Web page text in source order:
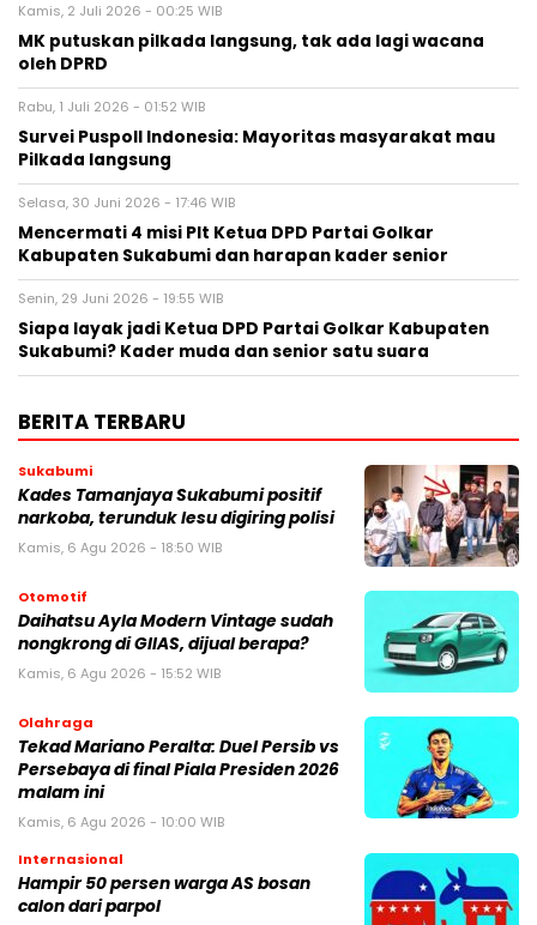
Kamis, 2 Juli 2026 - 00:25 WIB
MK putuskan pilkada langsung, tak ada lagi wacana
oleh DPRD
Rabu, 1 Juli 2026 - 01:52 WIB
Survei Puspoll Indonesia: Mayoritas masyarakat mau
Pilkada langsung
Selasa, 30 Juni 2026 - 17:46 WIB
Mencermati 4 misi Plt Ketua DPD Partai Golkar
Kabupaten Sukabumi dan harapan kader senior
Senin, 29 Juni 2026 - 19:55 WIB
Siapa layak jadi Ketua DPD Partai Golkar Kabupaten
Sukabumi? Kader muda dan senior satu suara
BERITA TERBARU
Sukabumi
Kades Tamanjaya Sukabumi positif
narkoba, terunduk lesu digiring polisi
Kamis, 6 Agu 2026 - 18:50 WIB
Otomotif
Daihatsu Ayla Modern Vintage sudah
nongkrong di GIIAS, dijual berapa?
Kamis, 6 Agu 2026 - 15:52 WIB
Olahraga
Tekad Mariano Peralta: Duel Persib vs
Persebaya di final Piala Presiden 2026
malam ini
Kamis, 6 Agu 2026 - 10:00 WIB
Internasional
Hampir 50 persen warga AS bosan
calon dari parpol